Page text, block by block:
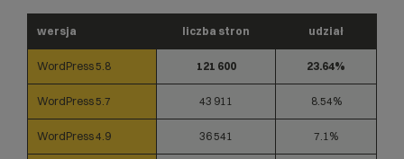
wersja liczba stron udział
WordPress 5.8 121 600 23.64%
WordPress 5.7 43 911 8.54%
WordPress 4.9 36 541 7.1%